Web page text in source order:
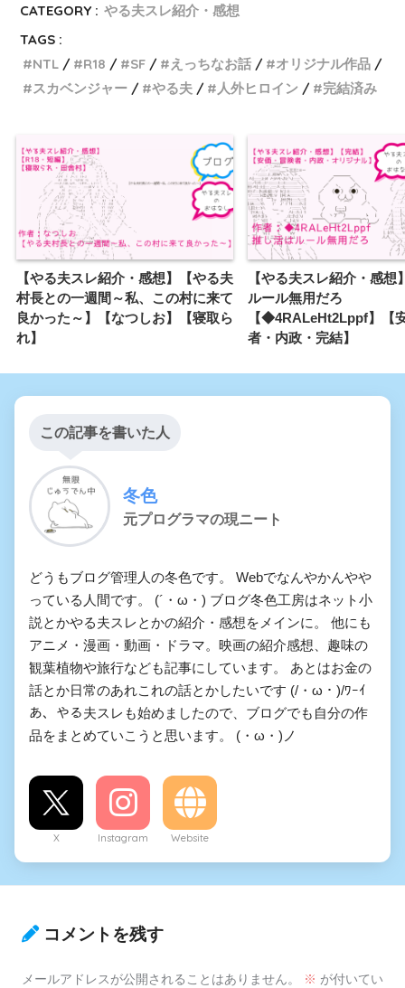
CATEGORY : やる夫スレ紹介・感想
TAGS :
NTL
R18 SF えっちなお話
オリジナル作品
スカベンジャー
やる夫 人外ヒロイン 完結済み
【やる夫スレ紹介・感想】【やる夫
村長との一週間～私、この村に来て
良かった～】【なつしお】【寝取ら
れ】
【やる夫スレ紹介・感想
ルール無用だろ
【◆4RALeHt2Lppf】【
者・内政・完結】
この記事を書いた人
冬色
元プログラマの現ニート
どうもブログ管理人の冬色です。 Webでなんやかんやや
っている人間です。 (´・ω・) ブログ冬色工房はネット小
説とかやる夫スレとかの紹介・感想をメインに。 他にも
アニメ・漫画・動画・ドラマ。映画の紹介感想、趣味の
観葉植物や旅行なども記事にしています。 あとはお金の
話とか日常のあれこれの話とかしたいです (/・ω・)/ﾜｰｲ
あ、やる夫スレも始めましたので、ブログでも自分の作
品をまとめていこうと思います。 (・ω・)ノ
X Instagram Website
コメントを残す
メールアドレスが公開されることはありません。 ※ が付いてい